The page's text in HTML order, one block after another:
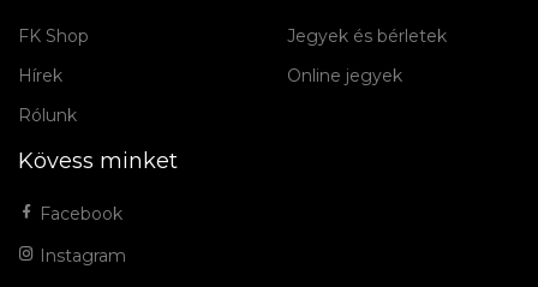
FK Shop
Hírek
Rólunk
Jegyek és bérletek
Online jegyek
Kövess minket
Facebook
Instagram